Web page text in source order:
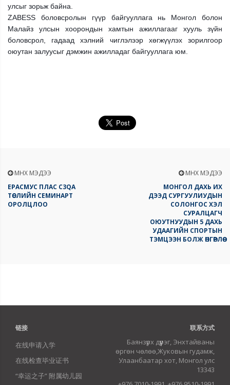
улсыг зорьж байна.
ZABESS боловсролын гүүр байгууллага нь Монгол болон
Малайз улсын хоорондын хамтын ажиллагааг хууль зүйн
боловсрол, гадаад хэлний чиглэлээр хөгжүүлэх зорилгоор
оюутан залуусыг дэмжин ажилладаг байгууллага юм.
ӨМНӨХ МЭДЭЭ
ЕРАСМУС ПЛАС C3QA
ТӨСЛИЙН СЕМИНАРТ
ОРОЛЦЛОО
ӨМНӨХ МЭДЭЭ
МОНГОЛ ДАХЬ ИХ
ДЭЭД СУРГУУЛИУДЫН
СОЛОНГОС ХЭЛ
СУРАЛЦАГЧ
ОЮУТНУУДЫН 5 ДАХЬ
УДААГИЙН СПОРТЫН
ТЭМЦЭЭН БОЛЖ ӨНГӨРЛӨӨ
链接
在线申请入学
在线检查毕业证书
“幸运之子” 附属幼儿园
联系方式
Баянзүрх дүүрэг, Энхтайваны
өргөн чөлөө,Жуковын гудамж,
Улаанбаатар хот, Монгол улс
13343